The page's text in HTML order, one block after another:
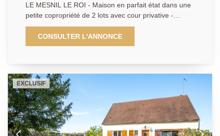
LE MESNIL LE ROI - Maison en parfait état dans une
petite copropriété de 2 lots avec cour privative -
Cuisine ouverte - Salle à manger donnant directement
sur la terrasse - Chambre - Bureau pouvant faire
office de deuxième chambre - Salle d'eau AP 01 39
CONSULTER L'ANNONCE
EXCLUSIF